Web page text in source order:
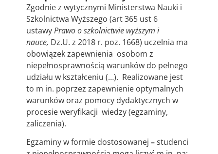
Zgodnie z wytycznymi Ministerstwa Nauki i
Szkolnictwa Wyższego (art 365 ust 6
ustawyPrawo o szkolnictwie wyższym i
nauce, Dz.U. z 2018 r. poz. 1668) uczelnia ma
obowiązek zapewnienia osobom z
niepełnosprawnością warunków do pełnego
udziału w kształceniu (…). Realizowane jest
to m in. poprzez zapewnienie optymalnych
warunków oraz pomocy dydaktycznych w
procesie weryfikacji wiedzy (egzaminy,
zaliczenia).
Egzaminy w formie dostosowanej –studenci